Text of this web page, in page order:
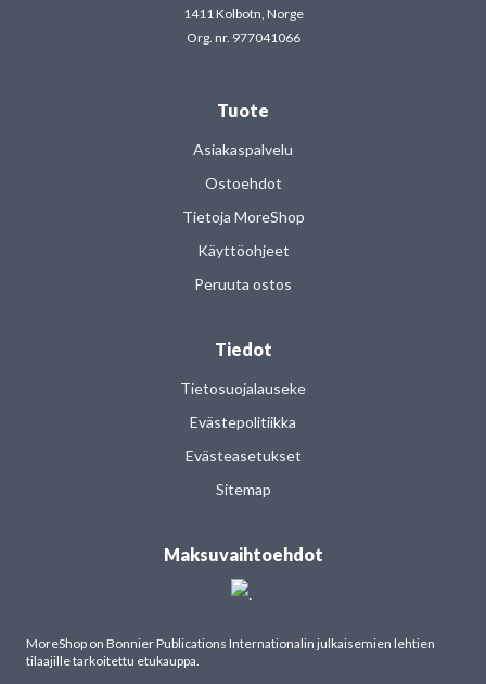
1411 Kolbotn, Norge
Org. nr. 977041066
Tuote
Asiakaspalvelu
Ostoehdot
Tietoja MoreShop
Käyttöohjeet
Peruuta ostos
Tiedot
Tietosuojalauseke
Evästepolitiikka
Evästeasetukset
Sitemap
Maksuvaihtoehdot
MoreShop on Bonnier Publications Internationalin julkaisemien lehtien
tilaajille tarkoitettu etukauppa.